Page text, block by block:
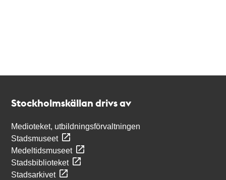
Stockholmskällan drivs av
Medioteket, utbildningsförvaltningen
Stadsmuseet
Medeltidsmuseet
Stadsbiblioteket
Stadsarkivet